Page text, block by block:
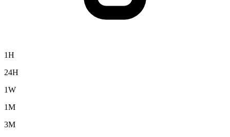
1H
24H
1W
1M
3M